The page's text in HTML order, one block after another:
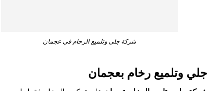
شركة جلى وتلميع الرخام في عجمان
جلي وتلميع رخام بعجمان